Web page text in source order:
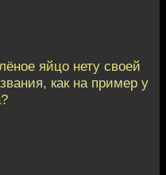
яйцо нету своей
как на пример у